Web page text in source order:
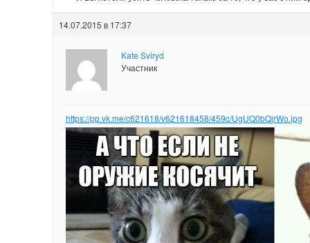
14.07.2015 в 17:37
Kate Sviryd
Участник
https://pp.vk.me/c621618/v621618458/459c/UgUQ0bQjrWo.jpg